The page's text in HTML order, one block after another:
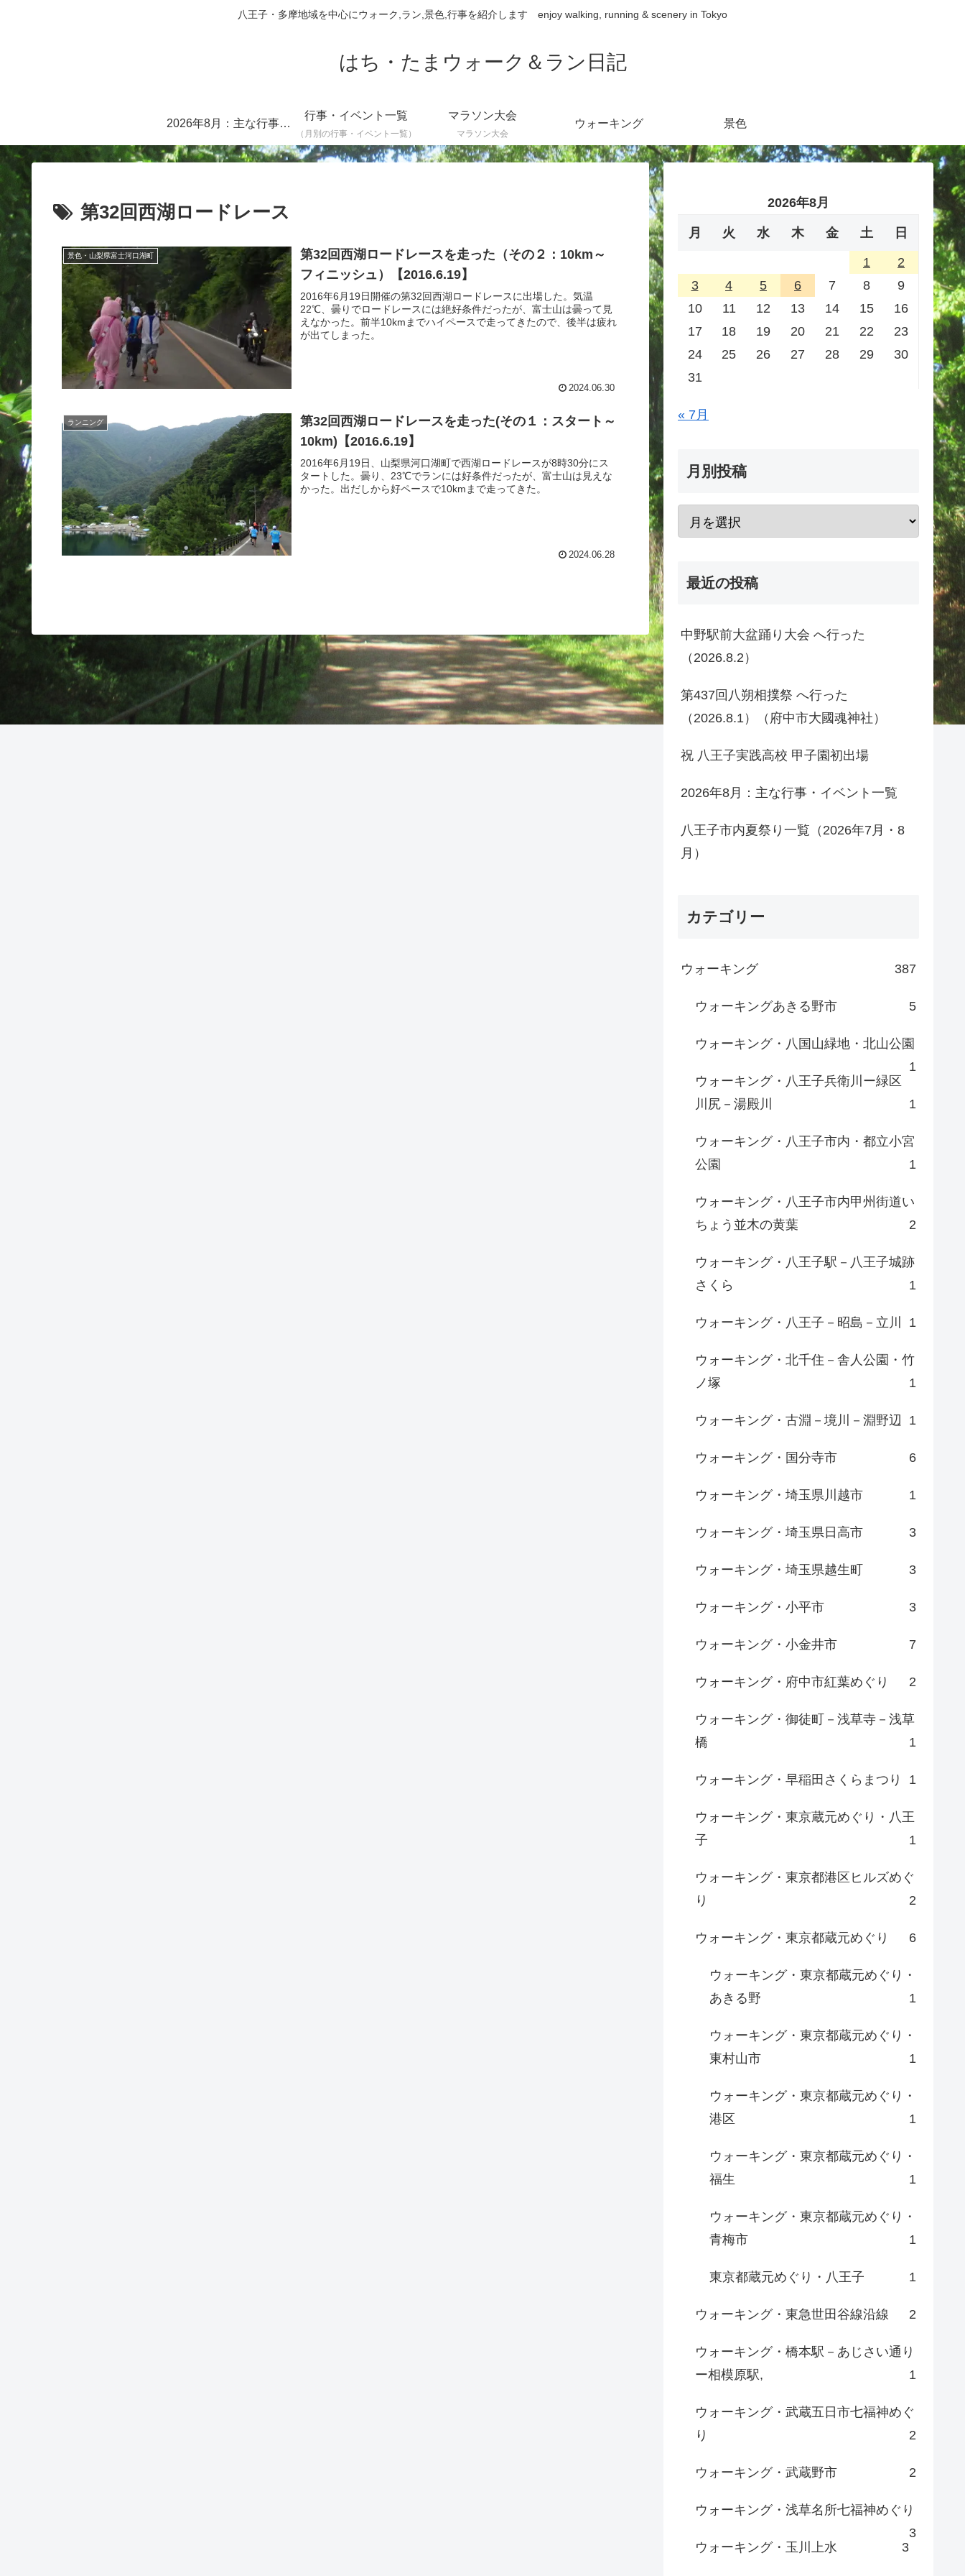
八王子・多摩地域を中心にウォーク,ラン,景色,行事を紹介します enjoy walking, running & scenery in Tokyo
はち・たまウォーク＆ラン日記
2026年8月：主な行事・イベント一覧
行事・イベント一覧
（月別の行事・イベント一覧）
マラソン大会
マラソン大会
ウォーキング 景色
第32回西湖ロードレース
景色・山梨県富士河口湖町
第32回西湖ロードレースを走った（その２：10km～
フィニッシュ）【2016.6.19】
2016年6月19日開催の第32回西湖ロードレースに出場した。気温
22℃、曇りでロードレースには絶好条件だったが、富士山は曇って見
えなかった。前半10kmまでハイペースで走ってきたので、後半は疲れ
が出てしまった。
2024.06.30
ランニング
第32回西湖ロードレースを走った(その１：スタート～
10km)【2016.6.19】
2016年6月19日、山梨県河口湖町で西湖ロードレースが8時30分にス
タートした。曇り、23℃でランには好条件だったが、富士山は見えな
かった。出だしから好ペースで10kmまで走ってきた。
2024.06.28
2026年8月
月 火 水 木 金 土 日
1
2
3
4 5 6 7 8
9
10
11 12 13 14 15
16
17
18 19 20 21 22
23
24
25 26 27 28 29
30
31
« 7月
月別投稿
最近の投稿
中野駅前大盆踊り大会 へ行った
（2026.8.2）
第437回八朔相撲祭 へ行った
（2026.8.1）（府中市大國魂神社）
祝 八王子実践高校 甲子園初出場
2026年8月：主な行事・イベント一覧
八王子市内夏祭り一覧（2026年7月・8
月）
カテゴリー
ウォーキング 387
ウォーキングあきる野市 5
ウォーキング・八国山緑地・北山公園
1
ウォーキング・八王子兵衛川ー緑区
川尻－湯殿川
1
ウォーキング・八王子市内・都立小宮
公園
1
ウォーキング・八王子市内甲州街道い
ちょう並木の黄葉
2
ウォーキング・八王子駅－八王子城跡
さくら
1
ウォーキング・八王子－昭島－立川 1
ウォーキング・北千住－舎人公園・竹
ノ塚
1
ウォーキング・古淵－境川－淵野辺 1
ウォーキング・国分寺市 6
ウォーキング・埼玉県川越市 1
ウォーキング・埼玉県日高市 3
ウォーキング・埼玉県越生町 3
ウォーキング・小平市 3
ウォーキング・小金井市 7
ウォーキング・府中市紅葉めぐり 2
ウォーキング・御徒町－浅草寺－浅草
橋
1
ウォーキング・早稲田さくらまつり 1
ウォーキング・東京蔵元めぐり・八王
子
1
ウォーキング・東京都港区ヒルズめぐ
り
2
ウォーキング・東京都蔵元めぐり 6
ウォーキング・東京都蔵元めぐり・
あきる野
1
ウォーキング・東京都蔵元めぐり・
東村山市
1
ウォーキング・東京都蔵元めぐり・
港区
1
ウォーキング・東京都蔵元めぐり・
福生
1
ウォーキング・東京都蔵元めぐり・
青梅市
1
東京都蔵元めぐり・八王子 1
ウォーキング・東急世田谷線沿線 2
ウォーキング・橋本駅－あじさい通り
ー相模原駅,
1
ウォーキング・武蔵五日市七福神めぐ
り
2
ウォーキング・武蔵野市 2
ウォーキング・浅草名所七福神めぐり
3
ウォーキング・玉川上水
3